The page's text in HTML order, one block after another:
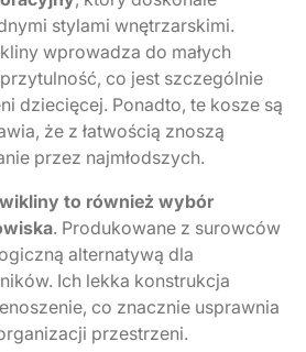
stylami wnętrzarskimi.
wprowadza do małych
co jest szczególnie
dziecięcej. Ponadto, te kosze są
że z łatwością znoszą
przez najmłodszych.
to również wybór
. Produkowane z surowców
alternatywą dla
Ich lekka konstrukcja
co znacznie usprawnia
przestrzeni.